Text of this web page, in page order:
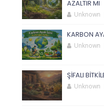
AZALTIR MI
Unknown
KARBON
Unknown
ŞİFALI
Unknown